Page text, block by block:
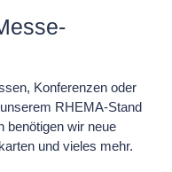
Konferenzen oder
RHEMA-Stand
benötigen wir neue
und vieles mehr.